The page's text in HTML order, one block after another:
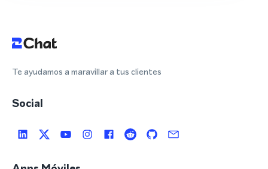
Te ayudamos a maravillar a tus clientes
Social